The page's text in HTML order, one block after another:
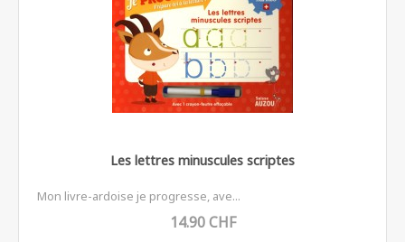
Les lettres minuscules scriptes
Mon livre-ardoise je progresse, ave...
14.90 CHF